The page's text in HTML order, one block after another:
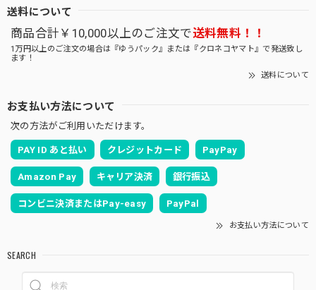
送料について
商品合計￥10,000以上のご注文で送料無料！！
1万円以上のご注文の場合は『ゆうパック』または『クロネコヤマト』で発送致し
ます！
送料について
お支払い方法について
次の方法がご利用いただけます。
PAY ID あと払い クレジットカード PayPay
Amazon Pay キャリア決済 銀行振込
コンビニ決済またはPay-easy PayPal
お支払い方法について
SEARCH